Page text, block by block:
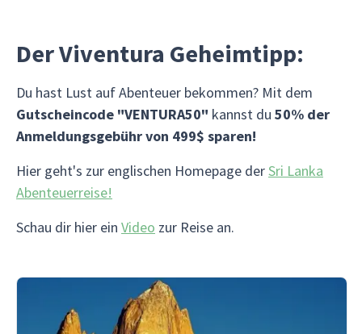
Der Viventura Geheimtipp:
Du hast Lust auf Abenteuer bekommen? Mit dem
Gutscheincode "VENTURA50" kannst du 50% der
Anmeldungsgebühr von 499$ sparen!
Hier geht's zur englischen Homepage derSri Lanka
Abenteuerreise!
Schau dir hier ein Video zur Reise an.